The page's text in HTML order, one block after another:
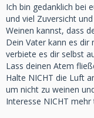
Ich bin gedanklich bei
und viel Zuversicht
Weinen kannst, dass
Dein Vater kann es
verbiete es dir selbst
Lass deinen Atem
Halte NICHT die Luft
um nicht zu weinen
Interesse NICHT mehr